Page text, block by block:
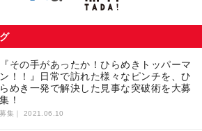
『その手があったか！ひらめきトッパーマ
ン！！』日常で訪れた様々なピンチを、ひ
らめき一発で解決した見事な突破術を大募
集！
募集｜ 2021.06.10